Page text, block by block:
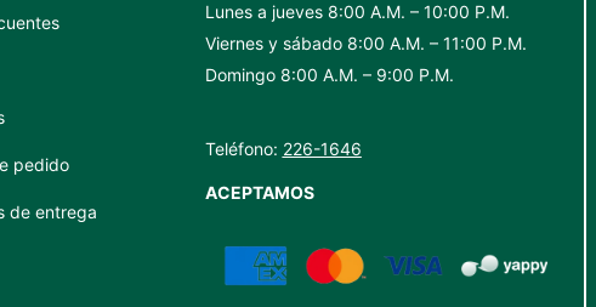
pedido
de entrega
Lunes a jueves 8:00 A.M. – 10:00 P.M.
Viernes y sábado 8:00 A.M. – 11:00 P.M.
Domingo 8:00 A.M. – 9:00 P.M.
Teléfono: 226-1646
ACEPTAMOS